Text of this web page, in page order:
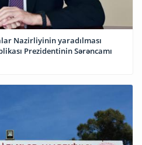
Nazirliyinin yaradılması
Prezidentinin Sərəncamı